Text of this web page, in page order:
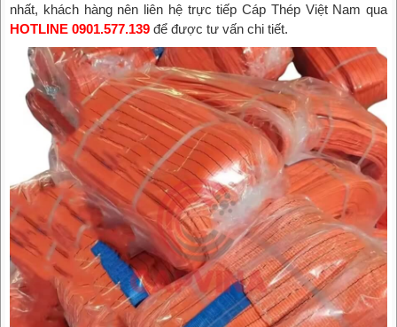
nhất, khách hàng nên liên hệ trực tiếp Cáp Thép Việt Nam qua
HOTLINE 0901.577.139 để được tư vấn chi tiết.